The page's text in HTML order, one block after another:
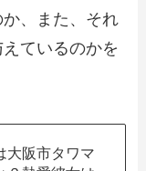
、また、それ
ているのかを
大阪市タワマ